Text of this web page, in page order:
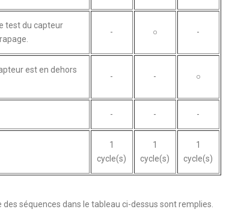
test du capteur
- ○ -
est en dehors
- - ○
- - -
1
cycle(s)
1
cycle(s)
1
cycle(s)
séquences dans le tableau ci-dessus sont remplies.